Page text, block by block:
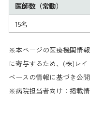
医師数（常勤）
15名
※本ページの医療機関情
に寄与するため、(株)レ
ベースの情報に基づき公開
※病院担当者向け：掲載